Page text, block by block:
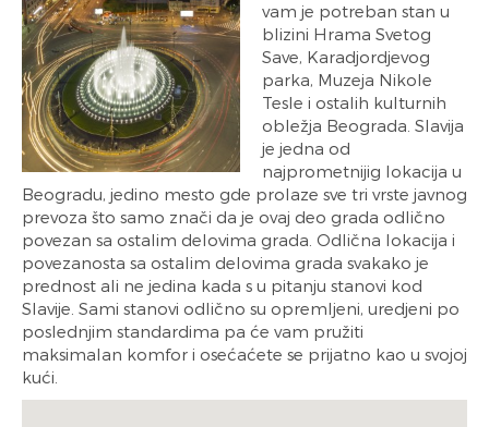
vam je potreban stan u
blizini Hrama Svetog
Save, Karadjordjevog
parka, Muzeja Nikole
Tesle i ostalih kulturnih
obležja Beograda. Slavija
je jedna od
najprometnijig lokacija u
Beogradu, jedino mesto gde prolaze sve tri vrste javnog
prevoza što samo znači da je ovaj deo grada odlično
povezan sa ostalim delovima grada. Odlična lokacija i
povezanosta sa ostalim delovima grada svakako je
prednost ali ne jedina kada s u pitanju stanovi kod
Slavije. Sami stanovi odlično su opremljeni, uredjeni po
poslednjim standardima pa će vam pružiti
maksimalan komfor i osećaćete se prijatno kao u svojoj
kući.